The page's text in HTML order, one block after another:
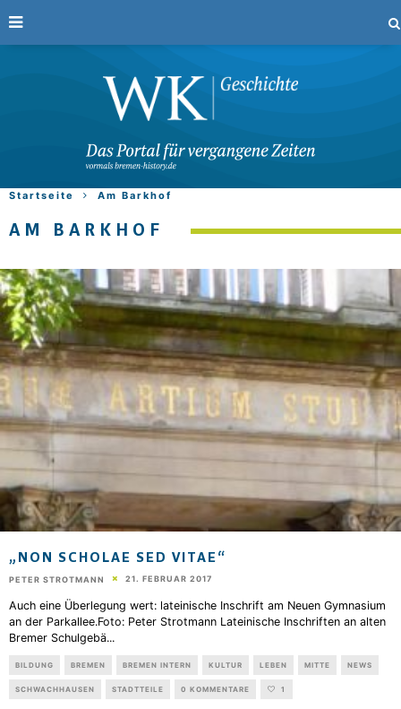
Startseite Am Barkhof
AM BARKHOF
„NON SCHOLAE SED VITAE“
PETER STROTMANN 21. FEBRUAR 2017
Auch eine Überlegung wert: lateinische Inschrift am Neuen Gymnasium
an der Parkallee.Foto: Peter Strotmann Lateinische Inschriften an alten
Bremer Schulgebä...
BILDUNG BREMEN BREMEN INTERN KULTUR LEBEN MITTE NEWS
SCHWACHHAUSEN STADTTEILE 0 KOMMENTARE 1